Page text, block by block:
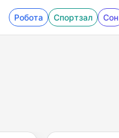
Робота Спортзал Сон